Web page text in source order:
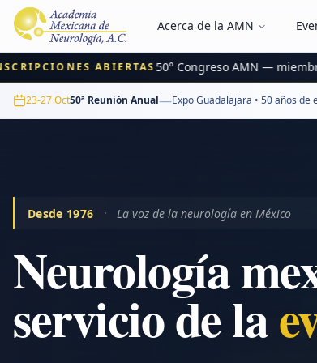
Acerca de la AMN
ABIERTAS50° Congreso AMN — miembros
23-27 Oct50ª Reunión Anual—Expo Guadalajara • 50 años
Desde 1976 · La voz de la neurología en México
Neurología
servicio de la